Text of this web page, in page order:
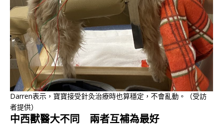
Darren表示，寶寶接受針灸治療時也算穩定，不會亂動。（受訪
者提供）
中西獸醫大不同 兩者互補為最好